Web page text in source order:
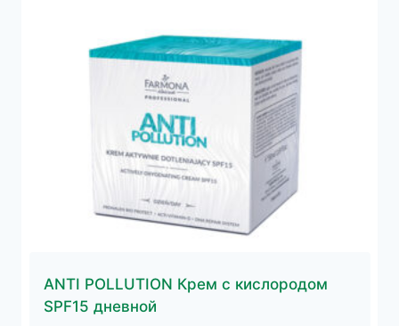
ANTI POLLUTION Крем с кислородом
SPF15 дневной